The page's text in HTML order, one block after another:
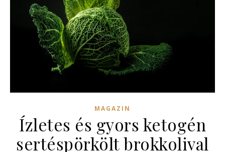
MAGAZIN
Ízletes és gyors ketogén
sertéspörkölt brokkolival